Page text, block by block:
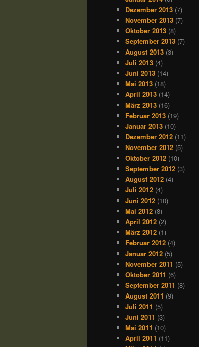
Dezember 2013 (7)
November 2013 (7)
Oktober 2013 (8)
September 2013 (7)
August 2013 (3)
Juli 2013 (4)
Juni 2013 (14)
Mai 2013 (18)
April 2013 (14)
März 2013 (16)
Februar 2013 (19)
Januar 2013 (10)
Dezember 2012 (11)
November 2012 (5)
Oktober 2012 (10)
September 2012 (3)
August 2012 (4)
Juli 2012 (4)
Juni 2012 (10)
Mai 2012 (8)
April 2012 (2)
März 2012 (1)
Februar 2012 (4)
Januar 2012 (5)
November 2011 (5)
Oktober 2011 (6)
September 2011 (8)
August 2011 (9)
Juli 2011 (5)
Juni 2011 (3)
Mai 2011 (10)
April 2011 (11)